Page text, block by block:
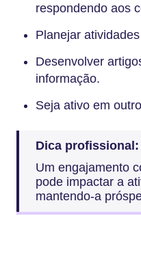
respondendo aos
Planejar
Desenvolver
informação.
Seja ativo em
Dica profissional:
Um engajamento
pode impactar a
mantendo-a